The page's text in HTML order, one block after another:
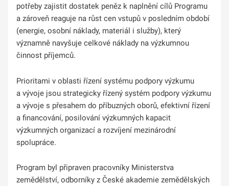
potřeby zajistit dostatek peněz k naplnění cílů Programu
a zároveň reaguje na růst cen vstupů v posledním období
(energie, osobní náklady, materiál i služby), který
významně navyšuje celkové náklady na výzkumnou
činnost příjemců.
Prioritami v oblasti řízení systému podpory výzkumu
a vývoje jsou strategicky řízený systém podpory výzkumu
a vývoje s přesahem do příbuzných oborů, efektivní řízení
a financování, posilování výzkumných kapacit
výzkumných organizací a rozvíjení mezinárodní
spolupráce.
Program byl připraven pracovníky Ministerstva
zemědělství, odborníky z České akademie zemědělských